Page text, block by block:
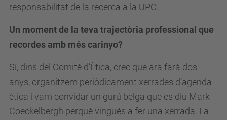
responsabilitat de la recerca a la UPC.
Un moment de la teva trajectòria professional que
recordes amb més carinyo?
Sí, dins del Comitè d’Ètica, crec que ara farà dos
anys, organitzem periòdicament xerrades d’agenda
ètica i vam convidar un gurú belga que es diu Mark
Coeckelbergh perquè vingués a fer una xerrada. La